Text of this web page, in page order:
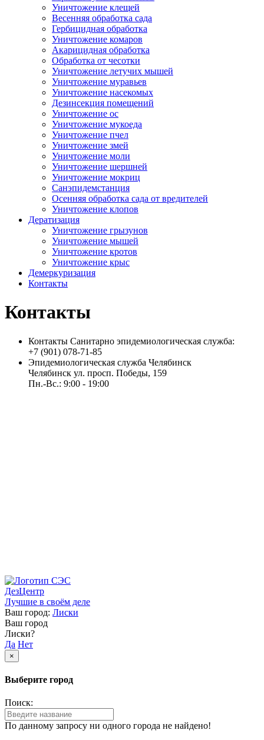
Уничтожение клещей
Весенняя обработка сада
Гербицидная обработка
Уничтожение комаров
Акарицидная обработка
Обработка от чесотки
Уничтожение летучих мышей
Уничтожение муравьев
Уничтожение насекомых
Дезинсекция помещений
Уничтожение ос
Уничтожение мукоеда
Уничтожение пчел
Уничтожение змей
Уничтожение моли
Уничтожение шершней
Уничтожение мокриц
Санэпидемстанция
Осенняя обработка сада от вредителей
Уничтожение клопов
Дератизация
Уничтожение грызунов
Уничтожение мышей
Уничтожение кротов
Уничтожение крыс
Демеркуризация
Контакты
Контакты
Контакты Санитарно эпидемиологическая служба:
+7 (901) 078-71-85
Эпидемиологическая служба Челябинск
Челябинск ул. просп. Победы, 159
Пн.-Вс.: 9:00 - 19:00
ДезЦентр
Лучшие в своём деле
Ваш город: Лиски
Ваш город
Лиски?
Да Нет
×
Выберите город
Поиск:
По данному запросу ни одного города не найдено!